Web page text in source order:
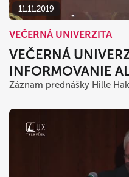
11.11.2019
VEČERNÁ UNIVERZITA
VEČERNÁ
INFORMOVANIE
Záznam prednášky Hille